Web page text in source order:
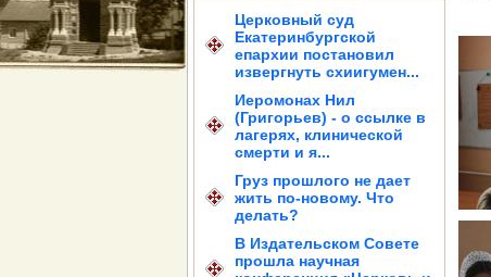
Церковный суд
Екатеринбургской
епархии постановил
извергнуть схиигумен...
Иеромонах Нил
(Григорьев) - о ссылке в
лагерях, клинической
смерти и я...
Груз прошлого не дает
жить по-новому. Что
делать?
В Издательском Совете
прошла научная